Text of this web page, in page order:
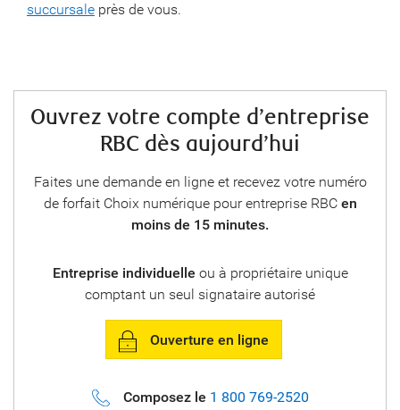
succursale près de vous.
Ouvrez votre compte d’entreprise
RBC dès aujourd’hui
Faites une demande en ligne et recevez votre numéro
de forfait Choix numérique pour entreprise RBC en
moins de 15 minutes.
Entreprise individuelle ou à propriétaire unique
comptant un seul signataire autorisé
Ouverture en ligne
Composez le 1 800 769-2520